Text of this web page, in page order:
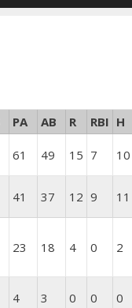
PA AB R RBI H
61 49 15 7 10
41 37 12 9 11
23 18 4 0 2
4 3 0 0 0